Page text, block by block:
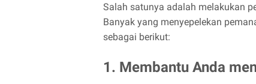
Salah satunya adalah melakukan
Banyak yang menyepelekan
sebagai berikut:
1. Membantu Anda